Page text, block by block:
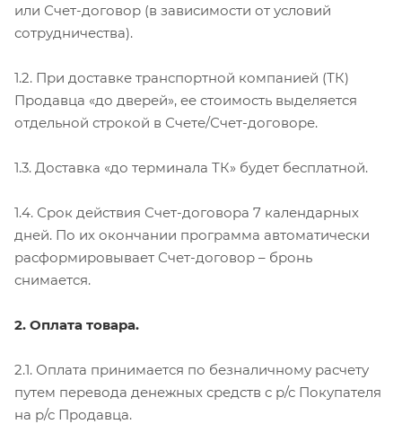
или Счет-договор (в зависимости от условий
сотрудничества).
1.2. При доставке транспортной компанией (ТК)
Продавца «до дверей», ее стоимость выделяется
отдельной строкой в Счете/Счет-договоре.
1.3. Доставка «до терминала ТК» будет бесплатной.
1.4. Срок действия Счет-договора 7 календарных
дней. По их окончании программа автоматически
расформировывает Счет-договор – бронь
снимается.
2. Оплата товара.
2.1. Оплата принимается по безналичному расчету
путем перевода денежных средств с р/с Покупателя
на р/с Продавца.